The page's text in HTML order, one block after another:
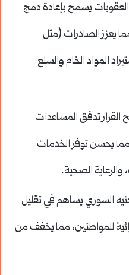
يسمح بإعادة دمج
يعزز الصادرات (مثل
المواد الخام والسلع
القرار تدفق المساعدات
مما يحسن توفر الخدمات
والرعاية الصحية.
السوري يساهم في تقليل
للمواطنين، مما يخفف من